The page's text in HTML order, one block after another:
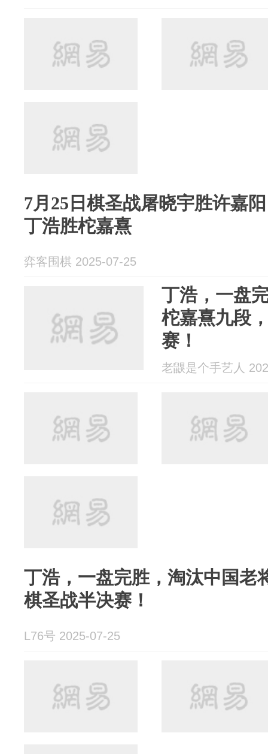
7月25日棋圣战屠晓宇胜许嘉
丁浩胜柁嘉熹
弈客围棋 2025-07-25
丁浩，一盘
柁嘉熹九段
赛！
老鼳是个手艺人
丁浩，一盘完胜，淘汰中国老
棋圣战半决赛！
L76号 2025-07-25